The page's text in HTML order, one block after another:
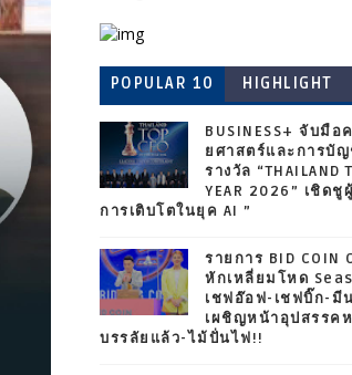
POPULAR 10 HIGHLIGHT
BUSINESS+ จับมื
ยศาสตร์และการบั
รางวัล “THAILAND
YEAR 2026” เชิดชู
การเติบโตในยุค AI ”
รายการ BID COIN
หักเหลี่ยมโหด
เชฟอ๊อฟ-เชฟบิ๊ก-มี
เผชิญหน้าอุปสรรค
บรรลัยแล้ว-ไม้ปั่นไฟ!!